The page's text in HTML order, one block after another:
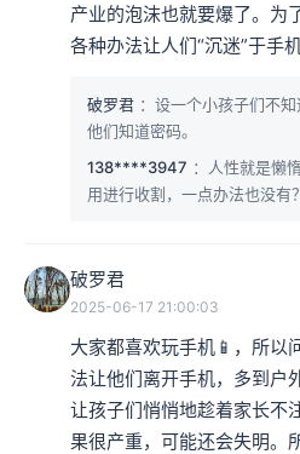
产业的泡沫也就要爆了。为
各种办法让人们“沉迷”于手机
破罗君 ：设一个小孩子们不
他们知道密码。
138****3947 ：人性就是懒
用进行收割，一点办法也没有？
破罗君
2025-06-17 21:00:03
大家都喜欢玩手机📱，所以
法让他们离开手机，多到户
让孩子们悄悄地趁着家长不
果很产重，可能还会失明。